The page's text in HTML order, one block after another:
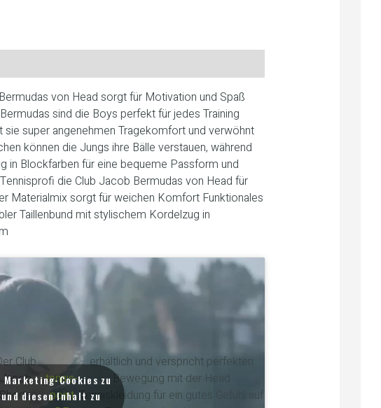
von Head sorgt für Motivation und Spaß
sind die Boys perfekt für jedes Training
super angenehmen Tragekomfort und verwöhnt
können die Jungs ihre Bälle verstauen, während
in Blockfarben für eine bequeme Passform und
die Club Jacob Bermudas von Head für
Materialmix sorgt für weichen Komfort Funktionales
Taillenbund mit stylischem Kordelzug in
Club
Jacob
Shorts
tennis-
point
erhältlich und verspricht perfekten
Bewegung mit der Head
Tenniskleidung für ein gutes Gefühl auf
Cookies zu
diesen Inhalt zu